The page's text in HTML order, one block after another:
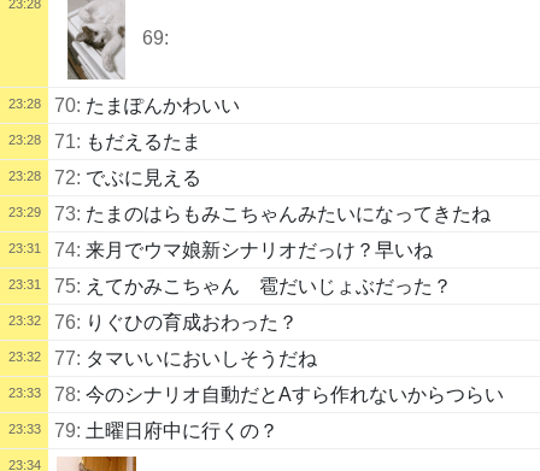
23:28
69:
23:28 70: たまぽんかわいい
23:28 71: もだえるたま
23:28 72: でぶに見える
23:29 73: たまのはらもみこちゃんみたいになってきたね
23:31 74: 来月でウマ娘新シナリオだっけ？早いね
23:31 75: えてかみこちゃん 雹だいじょぶだった？
23:32 76: りぐひの育成おわった？
23:32 77: タマいいにおいしそうだね
23:33 78: 今のシナリオ自動だとAすら作れないからつらい
23:33 79: 土曜日府中に行くの？
23:34